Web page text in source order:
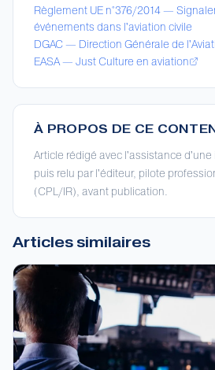
Règlement UE n°376/2014 —
événements dans l'aviation civile
DGAC — Direction Générale de
EASA — Just Culture en aviation
À PROPOS DE CE
Article rédigé avec l'assistance
puis relu par l'éditeur, pilote
(CPL/IR), avant publication.
Articles similaires